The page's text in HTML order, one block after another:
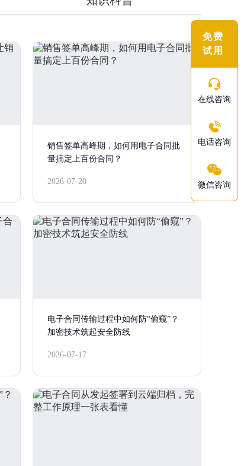
销售签单高峰期，如何用电子合同批
量搞定上百份合同？
2026-07-20
电子合同传输过程中如何防“偷窥”？
加密技术筑起安全防线
2026-07-17
免费
试用
在线咨询
电话咨询
微信咨询